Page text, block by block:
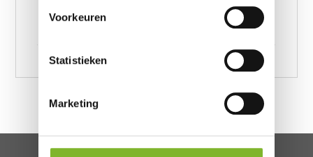
Voorkeuren
Statistieken
Marketing
Bali Zwart 140 x 220, Bali Zwart 200 x 220, Bali